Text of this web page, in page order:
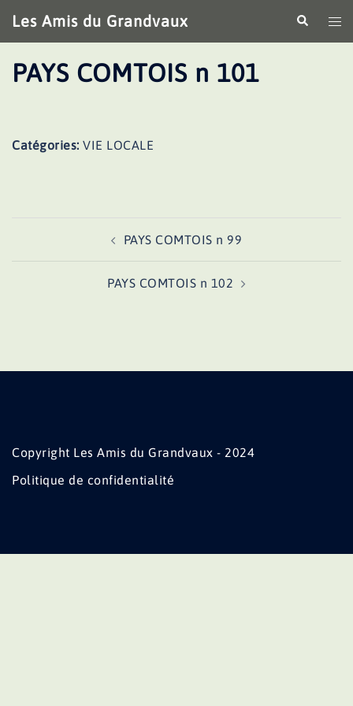
au
contenu
Les Amis du Grandvaux
le
PAYS COMTOIS n 101
Catégories: VIE LOCALE
PAYS COMTOIS n 99
PAYS COMTOIS n 102
Copyright Les Amis du Grandvaux - 2024
Politique de confidentialité